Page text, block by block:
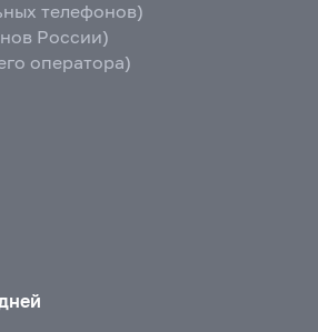
телефонов)
России)
оператора)